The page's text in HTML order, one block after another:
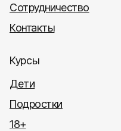
Сотрудничество
Контакты
Курсы
Дети
Подростки
18+